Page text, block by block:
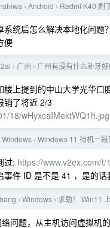
› Android › Redmi K40 刷
统后怎么解决本地化问题
便
› 广州 › 广州有没有什么补牙
楼上提到的中山大学光华
销了将近 2/3
18/wHyxcaIMektWQ1h.jpg
Windows › Windows 11 待机一
过: https://www.v2ex.com/t/
件 ID 是不是 41 ，是的
› Windows › 求助！ Win11
问题，从主机访问虚拟机